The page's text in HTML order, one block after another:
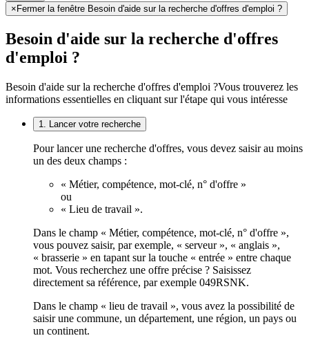
× Fermer la fenêtre Besoin d'aide sur la recherche d'offres d'emploi ?
Besoin d'aide sur la recherche d'offres
d'emploi ?
Besoin d'aide sur la recherche d'offres d'emploi ?Vous trouverez les
informations essentielles en cliquant sur l'étape qui vous intéresse
1. Lancer votre recherche
Pour lancer une recherche d'offres, vous devez saisir au moins
un des deux champs :
« Métier, compétence, mot-clé, n° d'offre »
ou
« Lieu de travail ».
Dans le champ « Métier, compétence, mot-clé, n° d'offre »,
vous pouvez saisir, par exemple, « serveur », « anglais »,
« brasserie » en tapant sur la touche « entrée » entre chaque
mot. Vous recherchez une offre précise ? Saisissez
directement sa référence, par exemple 049RSNK.
Dans le champ « lieu de travail », vous avez la possibilité de
saisir une commune, un département, une région, un pays ou
un continent.